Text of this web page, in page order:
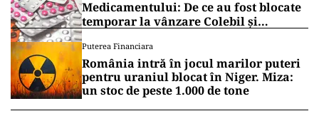
Medicamentului: De ce au fost blocate
temporar la vânzare Colebil și
Puterea Financiara
România intră în jocul marilor puteri
pentru uraniul blocat în Niger. Miza:
un stoc de peste 1.000 de tone